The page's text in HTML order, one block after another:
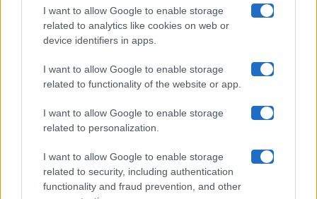
I want to allow Google to enable storage
related to analytics like cookies on web or
device identifiers in apps.
I want to allow Google to enable storage
related to functionality of the website or app.
I want to allow Google to enable storage
related to personalization.
I want to allow Google to enable storage
related to security, including authentication
functionality and fraud prevention, and other
Collabora con noi
Contatti
Privacy Policy
Cookie Policy